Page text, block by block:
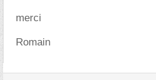
merci
Romain